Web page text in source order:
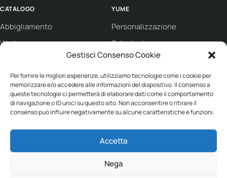
Gestisci Consenso Cookie
Per fornire le migliori esperienze, utilizziamo tecnologie come i cookie per
memorizzare e/o accedere alle informazioni del dispositivo. Il consenso a
queste tecnologie ci permetterà di elaborare dati come il comportamento
di navigazione o ID unici su questo sito. Non acconsentire o ritirare il
consenso può influire negativamente su alcune caratteristiche e funzioni.
Accetta
Nega
CATALOGO
Abbigliamento
Workwear
Eco collection
Brand
YUME
Personalizzazione
Soluzioni
Supporto
Condizioni di vendita